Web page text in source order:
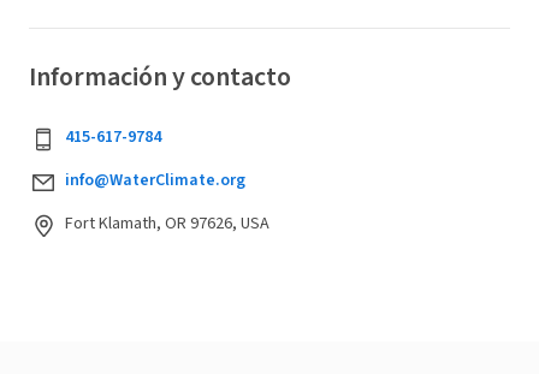
Información y contacto
415-617-9784
info@WaterClimate.org
Fort Klamath, OR 97626, USA